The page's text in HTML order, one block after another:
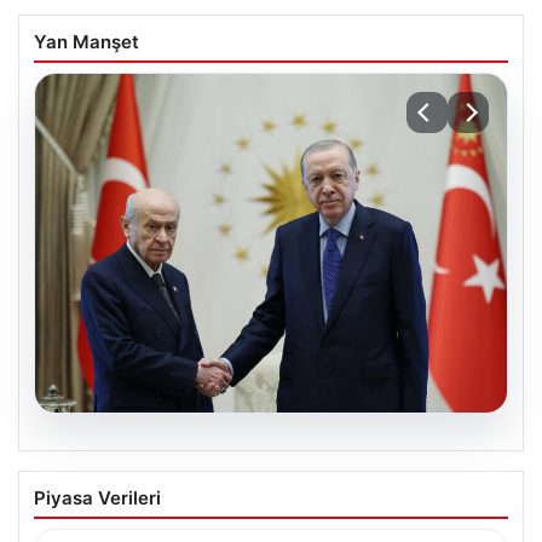
Yan Manşet
06.08.2026
Cumhurbaşkanı Erdoğan, Devlet
Bahçeli ile görüştü
Piyasa Verileri